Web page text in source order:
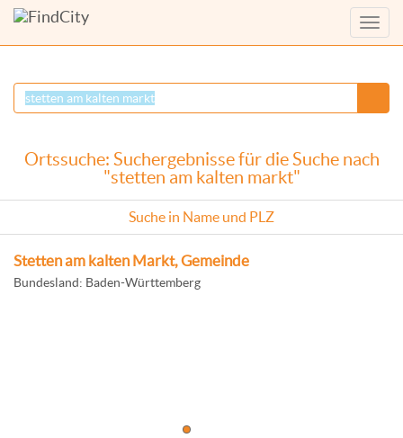
Menü
Ortssuche: Suchergebnisse für die Suche nach
"stetten am kalten markt"
Suche in Name und PLZ
Stetten am kalten Markt, Gemeinde
Bundesland: Baden-Württemberg